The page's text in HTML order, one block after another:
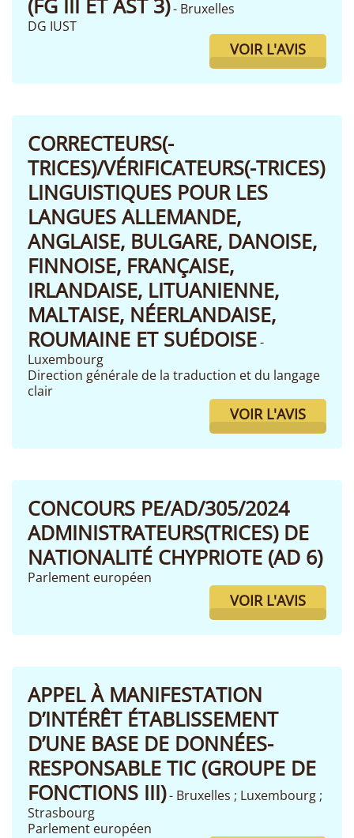
(FG III ET AST 3)- Bruxelles
DG IUST
VOIR L'AVIS
CORRECTEURS(-
TRICES)/VÉRIFICATEURS(-TRICES)
LINGUISTIQUES POUR LES
LANGUES ALLEMANDE,
ANGLAISE, BULGARE, DANOISE,
FINNOISE, FRANÇAISE,
IRLANDAISE, LITUANIENNE,
MALTAISE, NÉERLANDAISE,
ROUMAINE ET SUÉDOISE-
Luxembourg
Direction générale de la traduction et du langage
clair
VOIR L'AVIS
CONCOURS PE/AD/305/2024
ADMINISTRATEURS(TRICES) DE
NATIONALITÉ CHYPRIOTE (AD 6)
Parlement européen
VOIR L'AVIS
APPEL À MANIFESTATION
D’INTÉRÊT ÉTABLISSEMENT
D’UNE BASE DE DONNÉES-
RESPONSABLE TIC (GROUPE DE
FONCTIONS III)- Bruxelles ; Luxembourg ;
Strasbourg
Parlement européen